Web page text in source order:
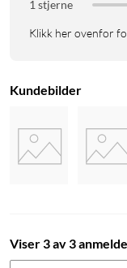
1 stjerne
Klikk her ovenfor
Kundebilder
Viser 3 av 3